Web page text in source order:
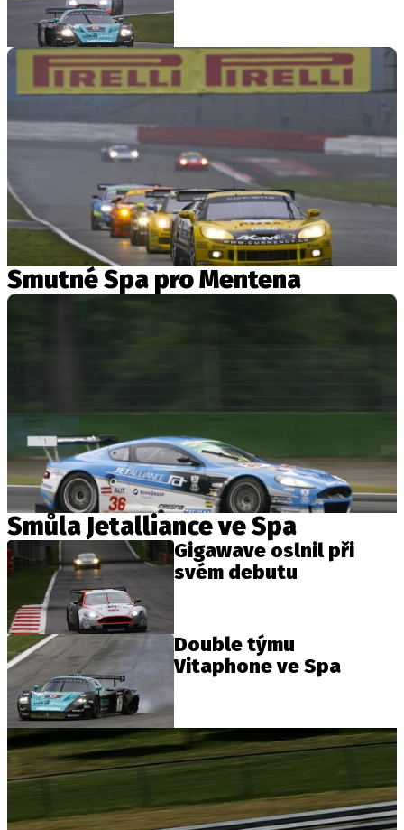
Smutné Spa pro Mentena
Smůla Jetalliance ve Spa
Gigawave oslnil při
svém debutu
Double týmu
Vitaphone ve Spa